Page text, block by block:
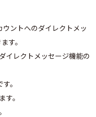
ントへのダイレクトメッ
す。
イレクトメッセージ機能の
。
。